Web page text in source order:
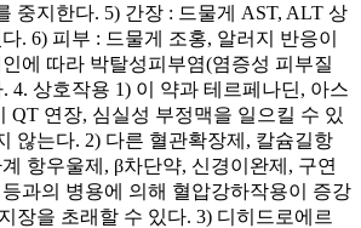
중지한다. 5) 간장 : 드물게 AST, ALT 상
. 6) 피부 : 드물게 조홍, 알러지 반응이
에 따라 박탈성피부염(염증성 피부질
4. 상호작용 1) 이 약과 테르페나딘, 아스
QT 연장, 심실성 부정맥을 일으킬 수 있
않는다. 2) 다른 혈관확장제, 칼슘길항
항우울제, β차단약, 신경이완제, 구연
과의 병용에 의해 혈압강하작용이 증강
장을 초래할 수 있다. 3) 디히드로에르